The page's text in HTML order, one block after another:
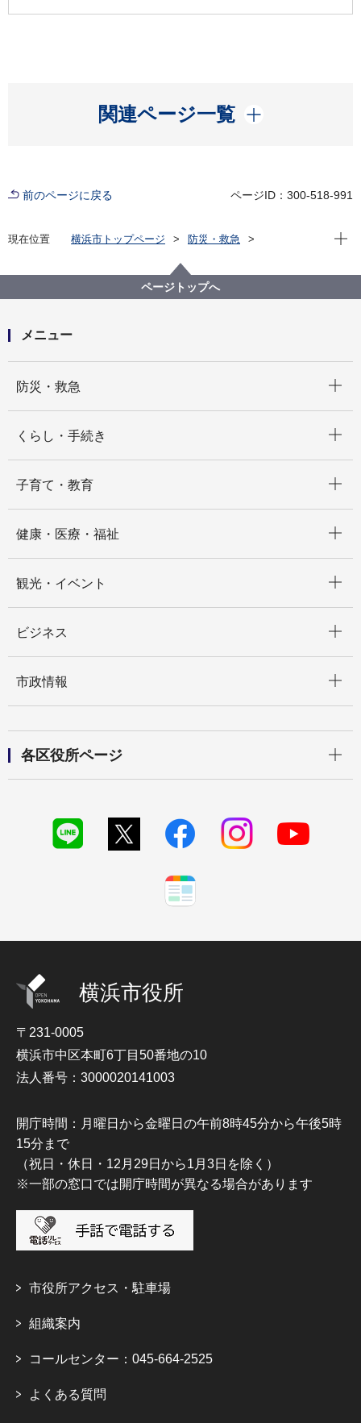
関連ページ一覧
開く
前のページに戻る ページID：300-518-991
現在位置 横浜市トップページ
防災・救急
わが家の対策（自助）
避難場所を確認しましょう
帰宅困難者対策について
現在
ページトップへ
メニュー
防災・救急
くらし・手続き
子育て・教育
健康・医療・福祉
観光・イベント
ビジネス
市政情報
各区役所ページ
横浜市役所
〒231-0005
横浜市中区本町6丁目50番地の10
法人番号：3000020141003
開庁時間：月曜日から金曜日の午前8時45分から午後5時
15分まで
（祝日・休日・12月29日から1月3日を除く）
※一部の窓口では開庁時間が異なる場合があります
市役所アクセス・駐車場
組織案内
コールセンター：045-664-2525
よくある質問